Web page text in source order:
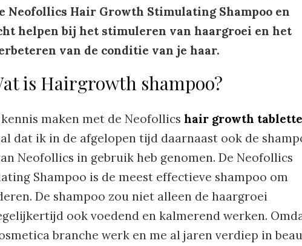
Neofollics Hair Growth Stimulating Shampoo en
helpen bij het stimuleren van haargroei en het
van de conditie van je haar.
is Hairgrowth shampoo?
maken met de Neofollics hair growth
dat ik in de afgelopen tijd daarnaast ook de
Neofollics in gebruik heb genomen. De Neofollics
Shampoo is de meest effectieve shampoo om
De shampoo zou niet alleen de haargroei
ook voedend en kalmerend werken.
branche werk en me al jaren verdiep in